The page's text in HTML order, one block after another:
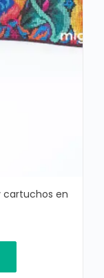
cartuchos en